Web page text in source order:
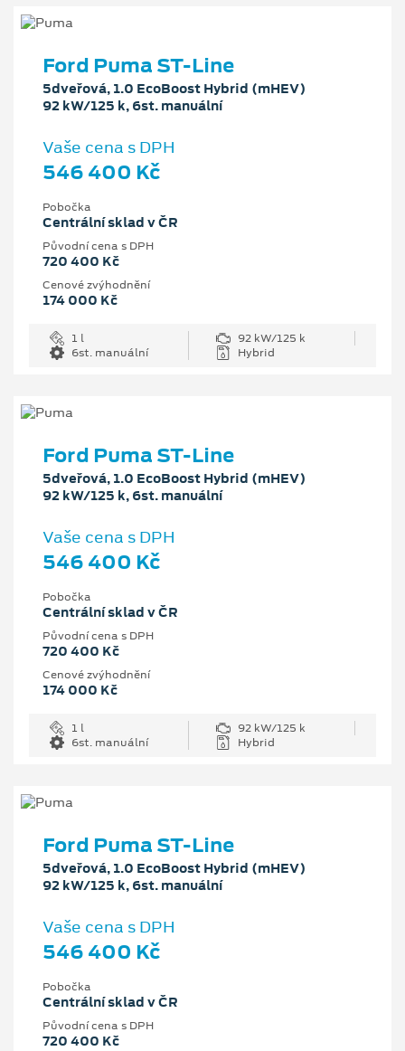
Ford Puma ST-Line
5dveřová, 1.0 EcoBoost Hybrid (mHEV)
92 kW/125 k, 6st. manuální
Vaše cena s DPH
546 400 Kč
Pobočka
Centrální sklad v ČR
Původní cena s DPH
720 400 Kč
Cenové zvýhodnění
174 000 Kč
1 l
92 kW/125 k
6st. manuální
Hybrid
Ford Puma ST-Line
5dveřová, 1.0 EcoBoost Hybrid (mHEV)
92 kW/125 k, 6st. manuální
Vaše cena s DPH
546 400 Kč
Pobočka
Centrální sklad v ČR
Původní cena s DPH
720 400 Kč
Cenové zvýhodnění
174 000 Kč
1 l
92 kW/125 k
6st. manuální
Hybrid
Ford Puma ST-Line
5dveřová, 1.0 EcoBoost Hybrid (mHEV)
92 kW/125 k, 6st. manuální
Vaše cena s DPH
546 400 Kč
Pobočka
Centrální sklad v ČR
Původní cena s DPH
720 400 Kč